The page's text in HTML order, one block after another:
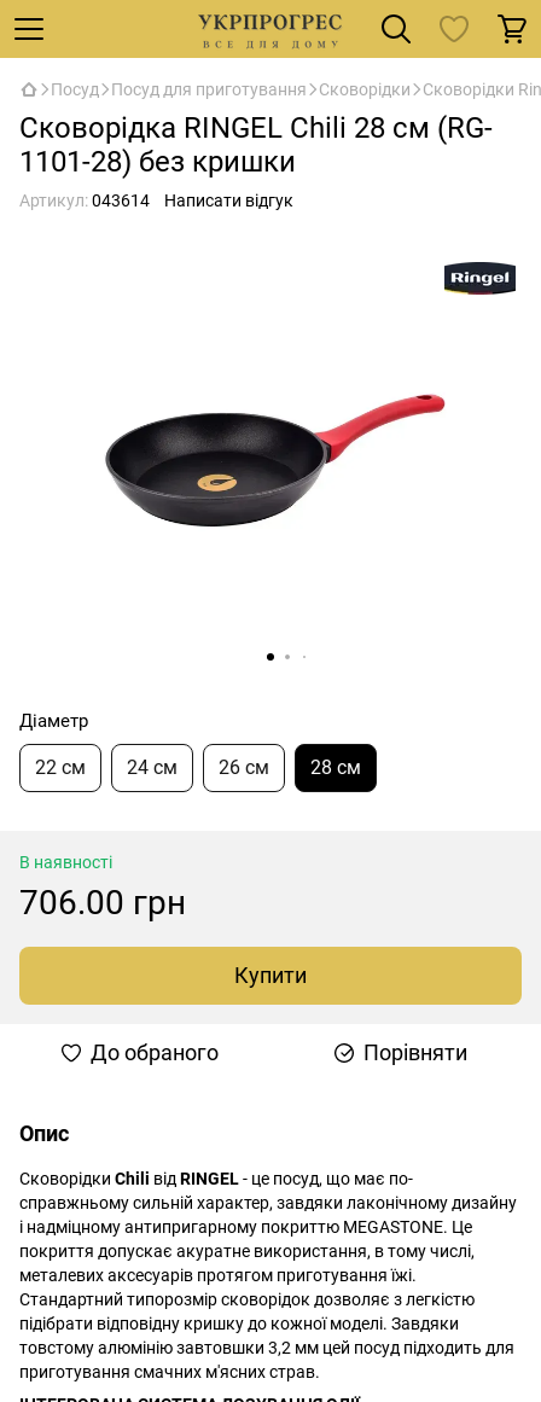
Посуд Посуд для приготування Сковорідки Сковорідки
Сковорідка RINGEL Chili 28 см (RG-
1101-28) без кришки
Артикул:043614 Написати відгук
Діаметр
22 см 24 см 26 см 28 см
В наявності
706.00 грн
Купити
До обраного Порівняти
Опис
Сковорідки Chili від RINGEL- це посуд, що має по-
справжньому сильній характер, завдяки лаконічному дизайну
і надміцному антипригарному покриттю MEGASTONE. Це
покриття допускає акуратне використання, в тому числі,
металевих аксесуарів протягом приготування їжі.
Стандартний типорозмір сковорідок дозволяє з легкістю
підібрати відповідну кришку до кожної моделі. Завдяки
товстому алюмінію завтовшки 3,2 мм цей посуд підходить для
приготування смачних м'ясних страв.